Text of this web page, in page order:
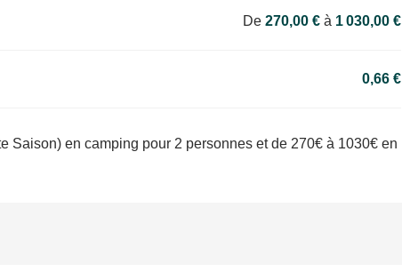
De270,00 € à 1 030,00 €
0,66 €
Saison) en camping pour 2 personnes et de 270€ à 1030€ en